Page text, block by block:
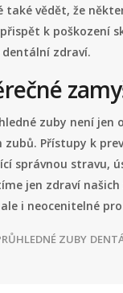
také vědět, že
k poškození
dentální zdraví.
zuby není jen
zubů. Přístupy k
správnou stravu,
jen zdraví
i neocenitelné
ZUBY